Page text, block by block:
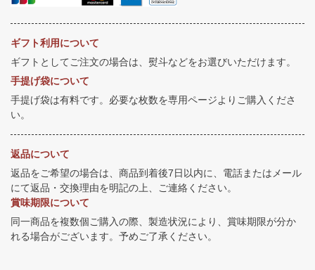
ギフト利用について
ギフトとしてご注文の場合は、熨斗などをお選びいただけます。
手提げ袋について
手提げ袋は有料です。必要な枚数を専用ページよりご購入くださ
い。
返品について
返品をご希望の場合は、商品到着後7日以内に、電話またはメール
にて返品・交換理由を明記の上、ご連絡ください。
賞味期限について
同一商品を複数個ご購入の際、製造状況により、賞味期限が分か
れる場合がございます。予めご了承ください。